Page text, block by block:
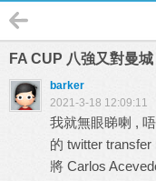
FA CUP 八強又對曼
barker
2021-3-18 12:09:11
我就無眼睇喇 ,
的 twitter
將 Carlos